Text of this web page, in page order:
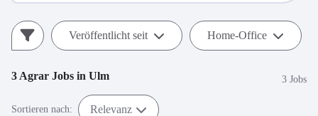
Veröffentlicht seit Home-Office
3 Agrar Jobs in Ulm 3 Jobs
Sortieren nach: Relevanz